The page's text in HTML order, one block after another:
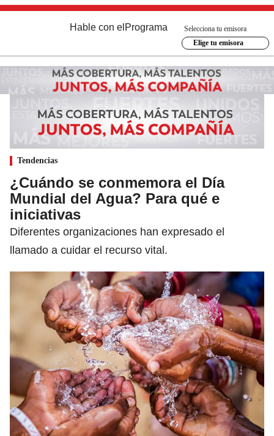
Hable con el Programa
Selecciona tu emisora
Elige tu emisora
Tendencias
¿Cuándo se conmemora el Día
Mundial del Agua? Para qué e
iniciativas
Diferentes organizaciones han expresado el
llamado a cuidar el recurso vital.